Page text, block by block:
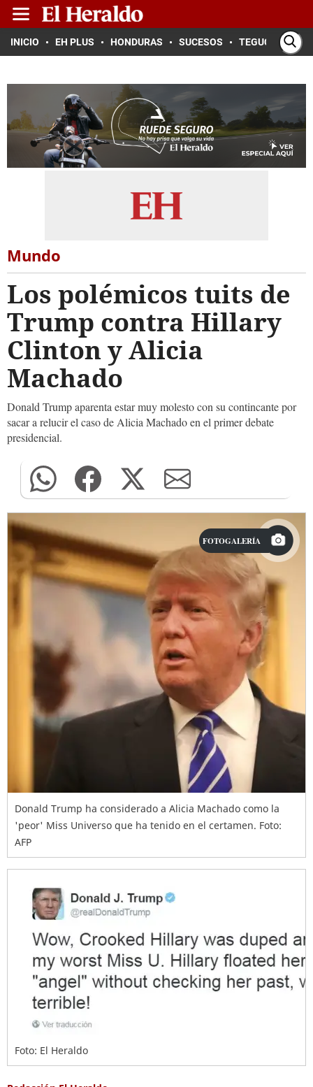
INICIO EH PLUS HONDURAS SUCESOS TEGUCIGALPA
Mundo
Los polémicos tuits de
Trump contra Hillary
Clinton y Alicia
Machado
Donald Trump aparenta estar muy molesto con su contincante por
sacar a relucir el caso de Alicia Machado en el primer debate
presidencial.
FOTOGALERÍA
Donald Trump ha considerado a Alicia Machado como la
'peor' Miss Universo que ha tenido en el certamen. Foto:
AFP
Foto: El Heraldo